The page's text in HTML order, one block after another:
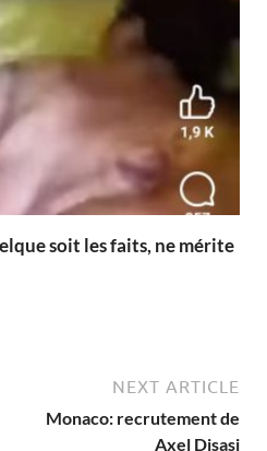
soit les faits, ne mérite
NEXT ARTICLE
Monaco: recrutement de
Axel Disasi